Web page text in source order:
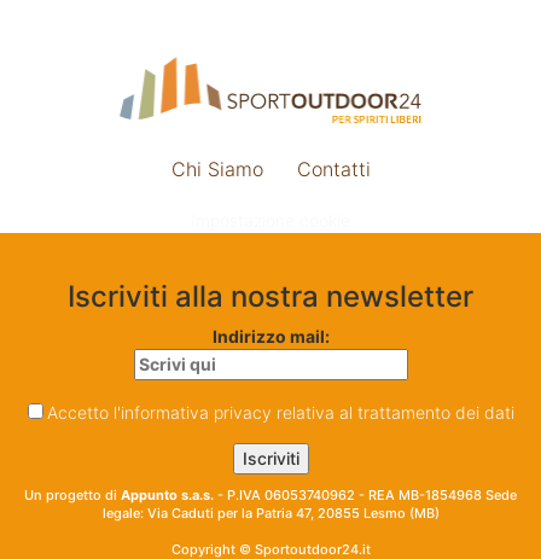
Chi Siamo Contatti
Iscriviti alla nostra newsletter
Indirizzo mail:
Accetto l'informativa privacy relativa al trattamento dei dati
Un progetto di Appunto s.a.s. - P.IVA 06053740962 - REA MB-1854968 Sede
legale: Via Caduti per la Patria 47, 20855 Lesmo (MB)
Copyright © Sportoutdoor24.it